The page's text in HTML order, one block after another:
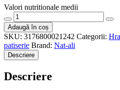
Valori nutritionale medii
Cantitate
Extract
de
cafea
bio
30ml
ali
Adaugă în coș
SKU: 3176800021242 Categorii:
patiserie Brand: Nat-ali
Descriere
Descriere